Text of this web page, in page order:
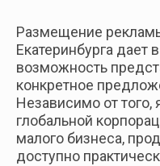
Размещение
Екатеринбурга
возможность
конкретное
Независимо от того,
глобальной
малого бизнеса,
доступно